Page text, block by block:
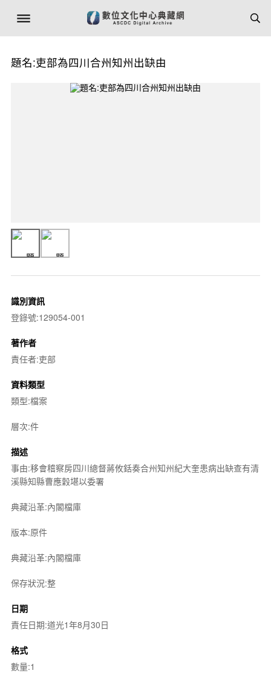
題名:吏部為四川合州知州出缺由
識別資訊
登錄號:129054-001
著作者
責任者:吏部
資料類型
類型:檔案
層次:件
描述
事由:移會稽察房四川總督蔣攸銛奏合州知州紀大奎患病出缺查有清
溪縣知縣曹應穀堪以委署
典藏沿革:內閣檔庫
版本:原件
典藏沿革:內閣檔庫
保存狀況:整
日期
責任日期:道光1年8月30日
格式
數量:1